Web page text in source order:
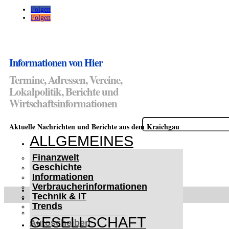
Folgen
Folgen
Informationen von Hier
Termine, Adressen, Vereine,
Lokalpolitik, Berichte und
Wirtschaftsinformationen
Suchen
nach:
Aktuelle Nachrichten und Berichte aus dem Kraichgau
ALLGEMEINES
Finanzwelt
Geschichte
Informationen
Verbraucherinformationen
Technik & IT
Trends
GESELLSCHAFT
WETTERWARNUNGEN
WINTER IM KRAICHGAU
Lifehacks für vereiste
Autoscheiben